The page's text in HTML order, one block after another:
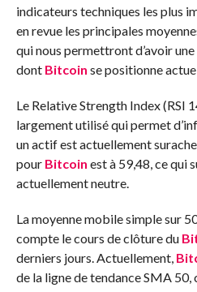
indicateurs techniques les plus
en revue les principales
qui nous permettront d’avoir
dont Bitcoin se positionne
Le Relative Strength Index (RSI
largement utilisé qui permet
un actif est actuellement
pour Bitcoin est à 59,48, ce qui
actuellement neutre.
La moyenne mobile simple sur
compte le cours de clôture du
derniers jours. Actuellement,
de la ligne de tendance SMA 50,